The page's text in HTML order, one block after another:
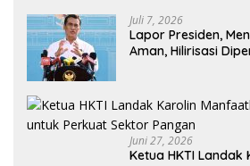
Juli 7, 2026
Lapor Presiden,
Aman, Hilirisasi
Juni 27, 2026
Ketua HKTI